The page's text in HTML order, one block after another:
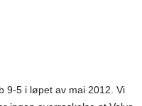
9-5 i løpet av mai 2012. Vi